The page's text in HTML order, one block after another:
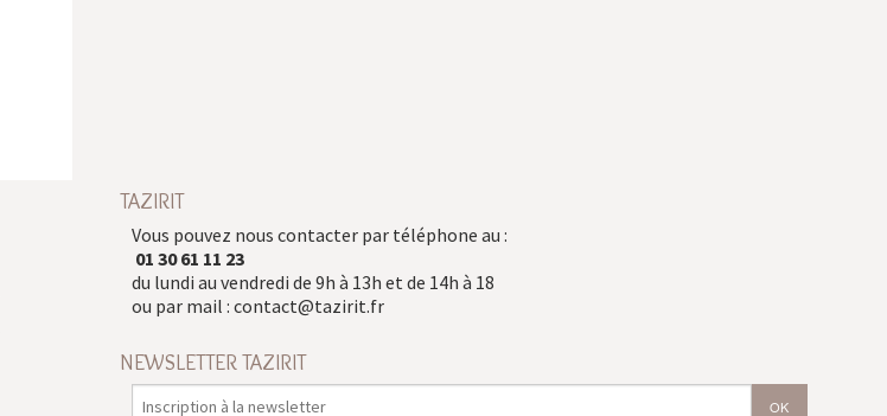
TAZIRIT
Vous pouvez nous contacter par téléphone au :
01 30 61 11 23
du lundi au vendredi de 9h à 13h et de 14h à 18
ou par mail : contact@tazirit.fr
NEWSLETTER TAZIRIT